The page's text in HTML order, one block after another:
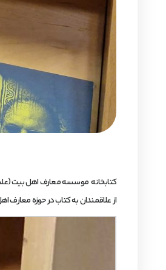
کتابخانه موسسه معارف اهل بیت
از علاقمندان به کتاب در حوزه